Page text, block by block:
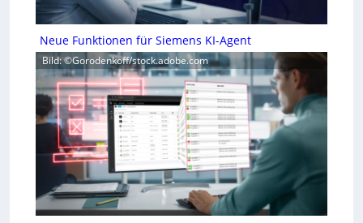
Neue Funktionen für Siemens KI-Agent
Bild: ©Gorodenkoff/stock.adobe.com